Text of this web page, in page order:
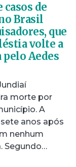
de
Brasil
que
volte a
Aedes
morte por
A
anos após
nenhum
Segundo…